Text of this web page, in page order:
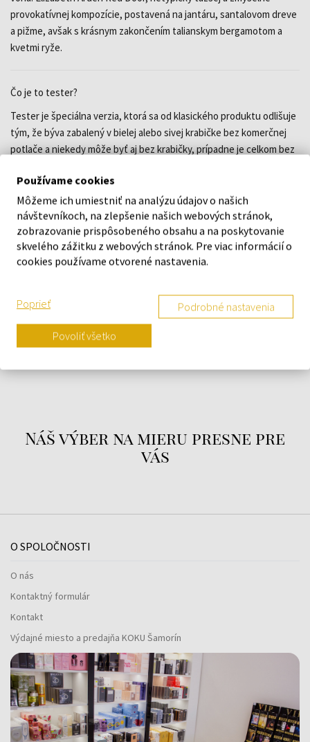
provokatívnej kompozície, postavená na jantáru, santalovom dreve
a pižme, avšak s krásnym zakončením talianskym bergamotom a
kvetmi ryže.
Čo je to tester?
Tester je špeciálna verzia, ktorá sa od klasického produktu odlišuje
tým, že býva zabalený v bielej alebo sivej krabičke bez komerčnej
potlače a niekedy môže byť aj bez krabičky, prípadne je celkom bez
alebo len lacnejšiu papierovú verziu vrchnáčika a vďaka tomu je ich
cena výhodnejšia. Obsah je pochopiteľne úplne totožný s bežným
komerčným obchodným balením. Ak kupujete tovar pre seba a
krabičku po otvorení vyhodíte, odporúčame kúpiť práve tester. V
prípade, že kupujete produkt ako darček, odporúčame kúpiť ho v
štandardnom balení, tj. v peknej, ozdobnej, komerčnej krabičke.
DETAILY
Náš výber na mieru presne pre
vás
O SPOLOČNOSTI
O nás
Kontaktný formulár
Kontakt
Výdajné miesto a predajňa KOKU Šamorín
Používame cookies
Môžeme ich umiestniť na analýzu údajov o našich
návštevníkoch, na zlepšenie našich webových stránok,
zobrazovanie prispôsobeného obsahu a na poskytovanie
skvelého zážitku z webových stránok. Pre viac informácií o
cookies používame otvorené nastavenia.
Poprieť Podrobné nastavenia
Povoliť všetko